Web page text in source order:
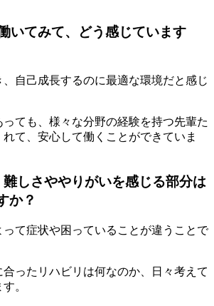
いてみて、どう感じています
、自己成長するのに最適な環境だと感じ
ても、様々な分野の経験を持つ先輩た
て、安心して働くことができていま
しさややりがいを感じる部分は
か？
て症状や困っていることが違うことで
ったリハビリは何なのか、日々考えて
。